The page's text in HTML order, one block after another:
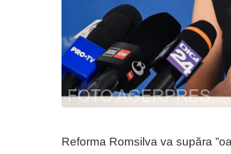
Reforma Romsilva va supăra